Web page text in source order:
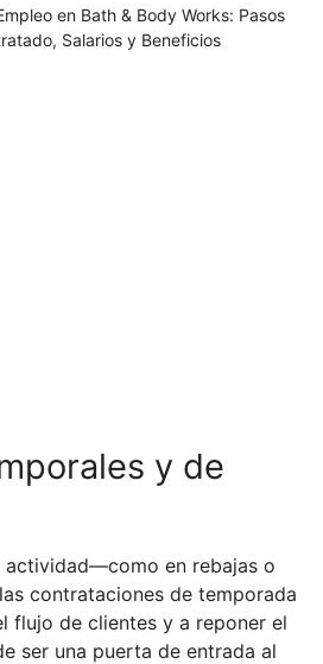
y de
actividad—como en rebajas o
contrataciones de temporada
flujo de clientes y a reponer el
ser una puerta de entrada al